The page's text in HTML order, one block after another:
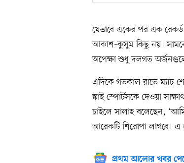
যেভাবে একের পর এক
আকাশ-কুসুম কিছু নয়।
অপেক্ষা শুধু দলগত
এদিকে গতকাল রাতে ম্যাচ
স্কাই স্পোর্টসকে দেওয়া
চাইলে সালাহ বলেছেন,
আরেকটি শিরোপা লাগবে। এ
প্রথম আলোর খবর